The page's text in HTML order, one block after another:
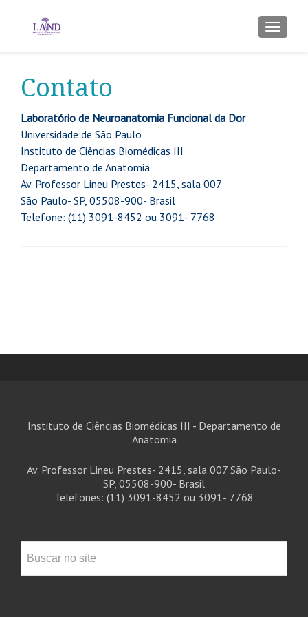
Contato
Laboratório de Neuroanatomia Funcional da Dor
Universidade de São Paulo
Instituto de Ciências Biomédicas III
Departamento de Anatomia
Av. Professor Lineu Prestes- 2415, sala 007
São Paulo- SP, 05508-900- Brasil
Telefone: (11) 3091-8452 ou 3091- 7768
Instituto de Ciências Biomédicas III - Departamento de
Anatomia
Av. Professor Lineu Prestes- 2415, sala 007 São Paulo-
SP, 05508-900- Brasil
Telefones: (11) 3091-8452 ou 3091- 7768